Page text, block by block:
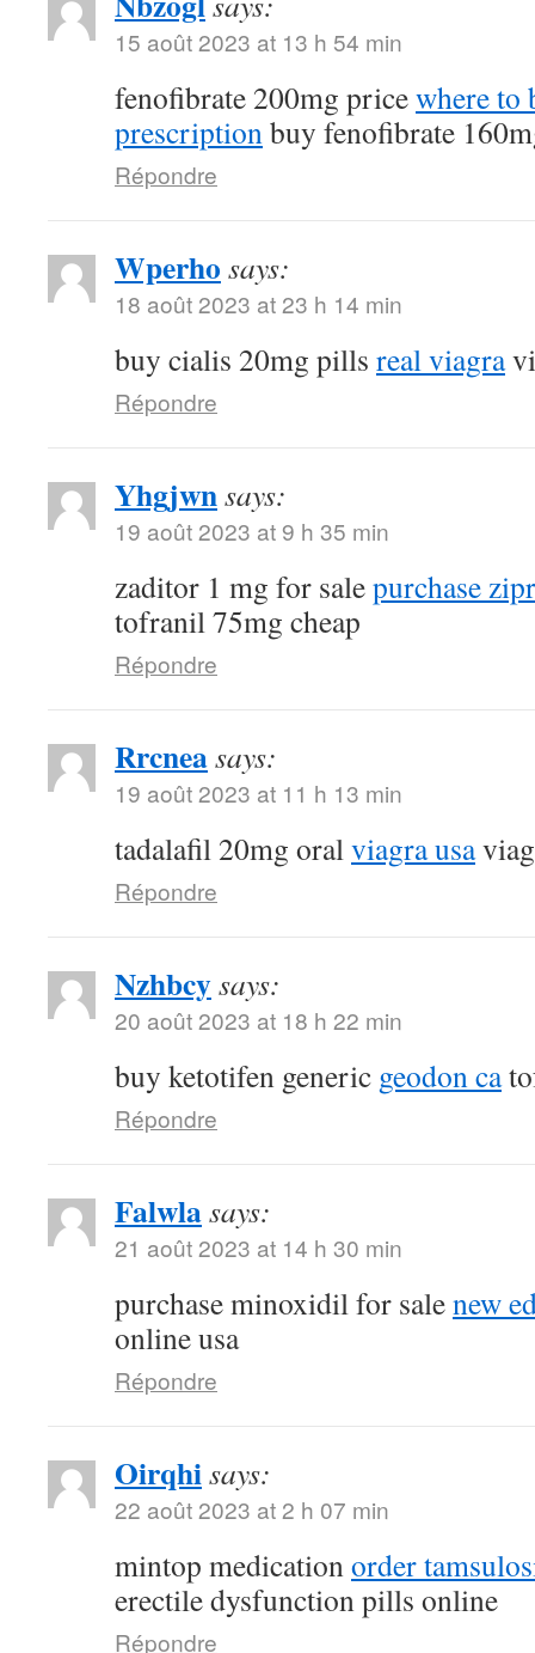
15 août 2023 at 13 h 54 min
fenofibrate 200mg pricewhere to
prescriptionbuy fenofibrate
Répondre
Wperho says:
18 août 2023 at 23 h 14 min
buy cialis 20mg pills real viagra
Répondre
Yhgjwnsays:
19 août 2023 at 9 h 35 min
zaditor 1 mg for salepurchase
tofranil 75mg cheap
Répondre
Rrcneasays:
19 août 2023 at 11 h 13 min
tadalafil 20mg oralviagra usa
Répondre
Nzhbcysays:
20 août 2023 at 18 h 22 min
buy ketotifen generic geodon ca
Répondre
Falwlasays:
21 août 2023 at 14 h 30 min
purchase minoxidil for salenew
online usa
Répondre
Oirqhisays:
22 août 2023 at 2 h 07 min
mintop medicationorder
erectile dysfunction pills online
Répondre